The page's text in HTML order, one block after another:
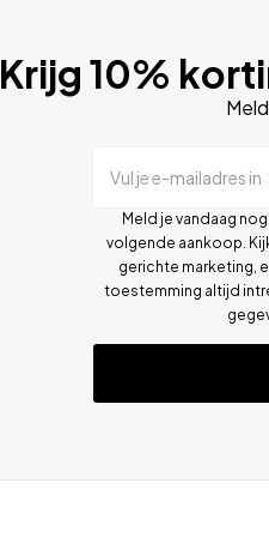
Krijg 10%
Vul je e-mailadres in
Meld je vandaag
volgende aankoop.
gerichte marketing,
toestemming altijd